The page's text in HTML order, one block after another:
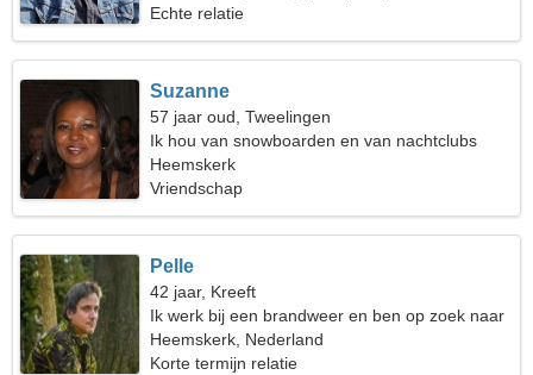
Echte relatie
Suzanne
57 jaar oud, Tweelingen
Ik hou van snowboarden en van nachtclubs
Heemskerk
Vriendschap
Pelle
42 jaar, Kreeft
Ik werk bij een brandweer en ben op zoek naar
een spectaculaire vrouw
Heemskerk, Nederland
Korte termijn relatie